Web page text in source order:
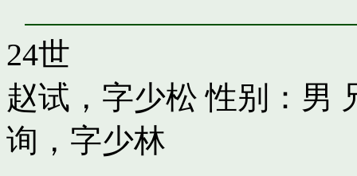
24世
赵试，字少松 性别：男
询，字少林